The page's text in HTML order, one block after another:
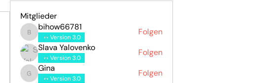
Mitglieder
bihow66781
bihow66781
Version 3.0
Folgen
Slava Yalovenko
Version 3.0
Folgen
Gina
Gina
Version 3.0
Folgen